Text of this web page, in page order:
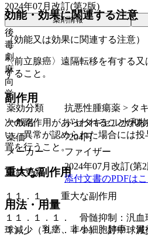
効能・効果に関連する注意
（効能又は効果に関連する注意）
〈前立腺癌〉遠隔転移を有する
すること。
副作用
次の副作用があらわれることが
い、異常が認められた場合には
置を行うこと。
重大な副作用
１１．１． 重大な副作用
１１．１．１． 骨髄抑制：汎血
球減少（９７．４％）、好中球
2024年07月改訂(第2版)
薬剤情報
後
毒
劇
麻
向
覚
薬効分類
抗悪性腫瘍薬 > タ
一般名
ドセタキセル水和
薬価
7204円
メーカー
ファイザー
最終更新
2024年07月改訂(第
添付文書のPDFは
用法・用量
１）． 乳癌、非小細胞肺癌、胃